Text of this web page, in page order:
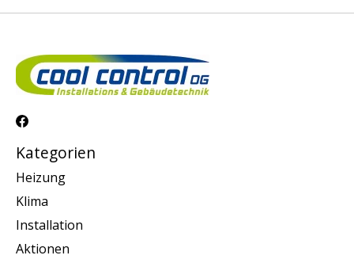
Kategorien
Heizung
Klima
Installation
Aktionen